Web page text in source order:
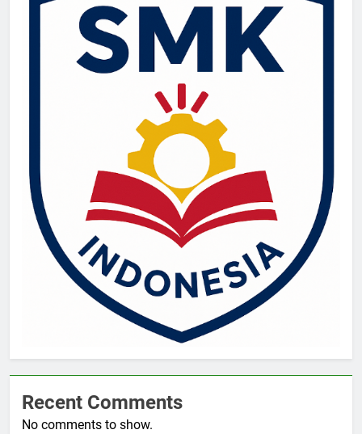
Recent Comments
No comments to show.